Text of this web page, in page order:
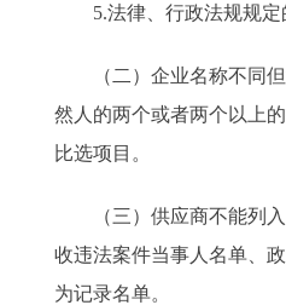
5.法律、行政法规规定
（二）企业名称不同但
然人的两个或者两个以上
比选项目。
（三）供应商不能列入
收违法案件当事人名单、
为记录名单。